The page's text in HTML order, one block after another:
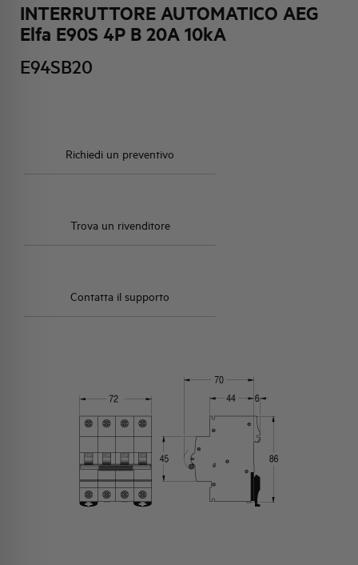
INTERRUTTORE AUTOMATICO AEG
Elfa E90S 4P B 20A 10kA
E94SB20
Richiedi un preventivo
Trova un rivenditore
Contatta il supporto